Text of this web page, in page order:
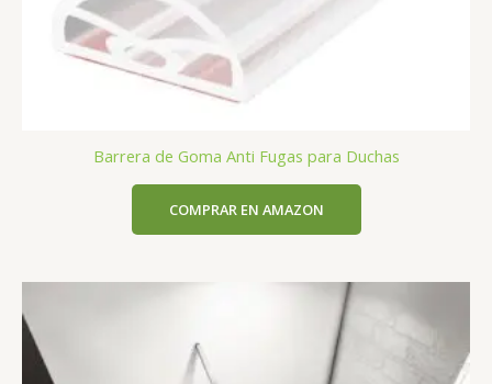
Barrera de Goma Anti Fugas para Duchas
COMPRAR EN AMAZON